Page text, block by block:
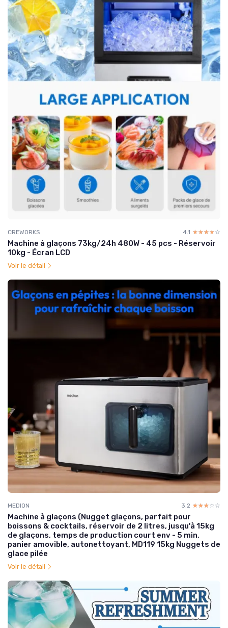
CREWORKS 4.1 ☆☆☆☆☆
★★★★★
Machine à glaçons 73kg/24h 480W - 45 pcs - Réservoir
10kg - Écran LCD
Voir le détail
MEDION 3.2 ☆☆☆☆☆
★★★★★
Machine à glaçons (Nugget glaçons, parfait pour
boissons & cocktails, réservoir de 2 litres, jusqu'à 15kg
de glaçons, temps de production court env - 5 min,
panier amovible, autonettoyant, MD119 15kg Nuggets de
glace pilée
Voir le détail